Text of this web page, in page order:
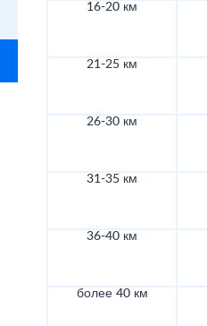
16-20 км
21-25 км
26-30 км
31-35 км
36-40 км
более 40 км